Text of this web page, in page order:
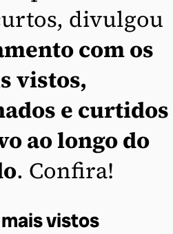
divulgou
com os
vistos,
e curtidos
ao longo do
. Confira!
vistos